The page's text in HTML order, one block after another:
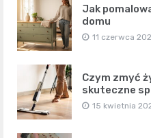
Jak
domu
11 czerwca
Czym zmyć
skuteczne
15 kwietnia